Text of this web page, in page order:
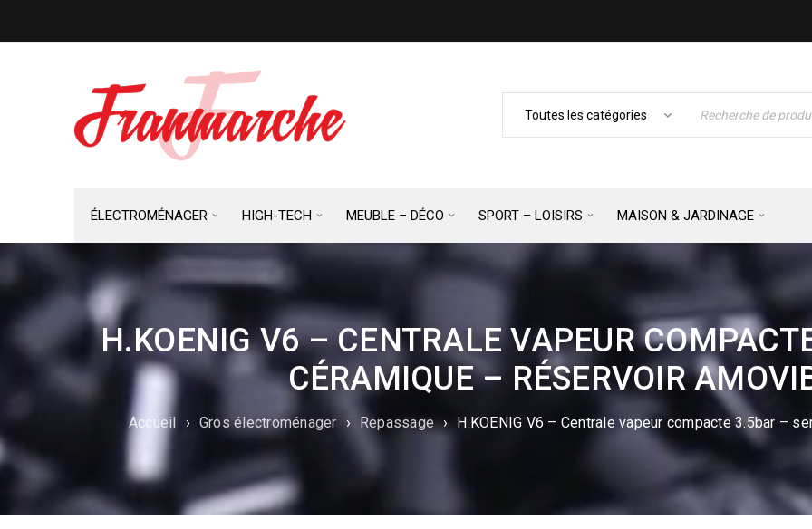
ÉLECTROMÉNAGER HIGH-TECH MEUBLE – DÉCO SPORT – LOISIRS MAISON & JARDINAGE
H.KOENIG V6 – CENTRALE VAPEUR
CÉRAMIQUE – RÉSERVOIR
Accueil › Gros électroménager › Repassage › H.KOENIG V6 – Centrale vapeur compacte 3.5bar –